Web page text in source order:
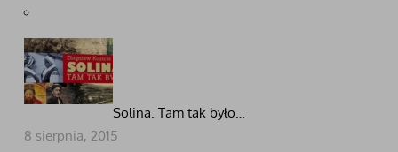
Solina. Tam tak było…
8 sierpnia, 2015